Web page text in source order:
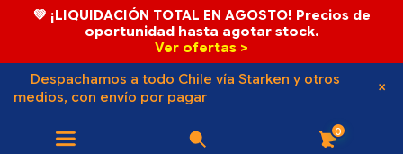
💚 ¡LIQUIDACIÓN TOTAL EN AGOSTO! Precios de
oportunidad hasta agotar stock.
Ver ofertas >
Despachamos a todo Chile vía Starken y otros
medios, con envío por pagar
0